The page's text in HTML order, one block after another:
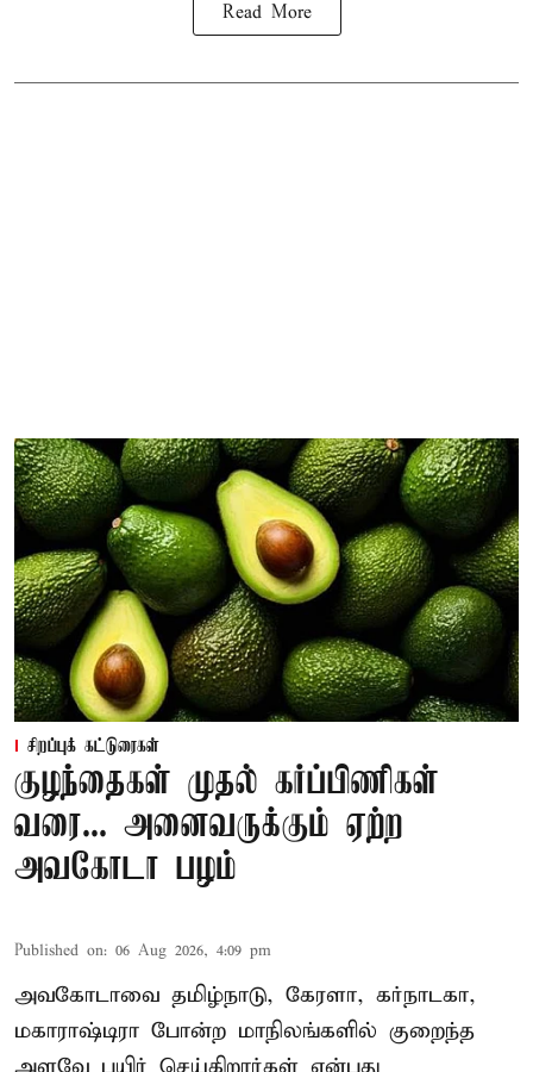
Read More
சிறப்புக் கட்டுரைகள்
குழந்தைகள் முதல் கர்ப்பிணிகள்
வரை... அனைவருக்கும் ஏற்ற
அவகோடா பழம்
Published on: 06 Aug 2026, 4:09 pm
அவகோடாவை தமிழ்நாடு, கேரளா, கர்நாடகா,
மகாராஷ்டிரா போன்ற மாநிலங்களில் குறைந்த